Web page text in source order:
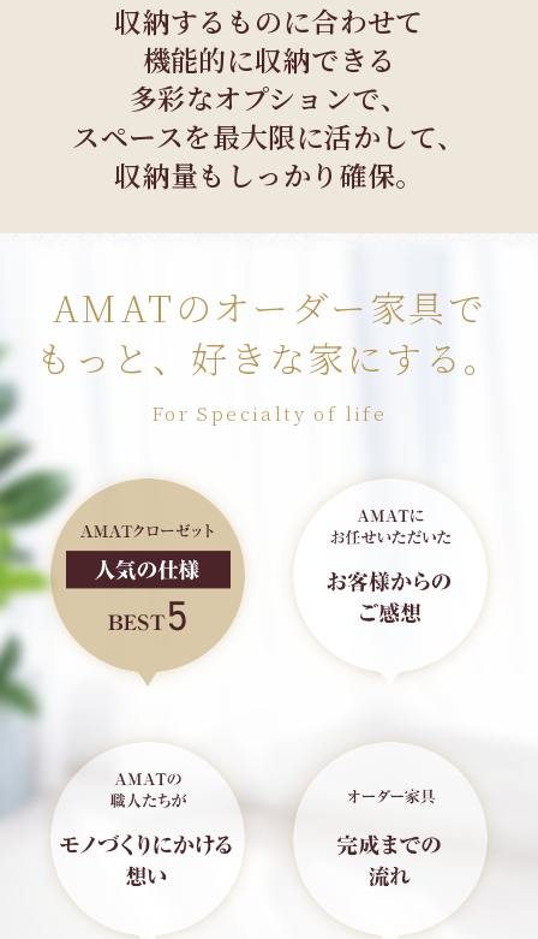
収納するものに合わせて
機能的に収納できる
多彩なオプションで、
スペースを最大限に活かして、
収納量もしっかり確保。
AMATのオーダー家具で
もっと、好きな家にする。
For Specialty of life